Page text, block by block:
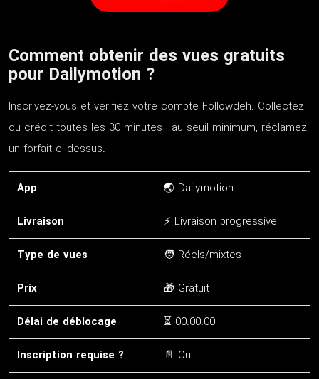
Comment obtenir des vues gratuits
pour Dailymotion ?
Inscrivez-vous et vérifiez votre compte Followdeh. Collectez
du crédit toutes les 30 minutes ; au seuil minimum, réclamez
un forfait ci-dessus.
App
🌏 Dailymotion
Livraison
⚡ Livraison progressive
Type de vues
🧑 Réels/mixtes
Prix
🎁 Gratuit
Délai de déblocage
⏳ 00:00:00
Inscription requise ?
📄 Oui